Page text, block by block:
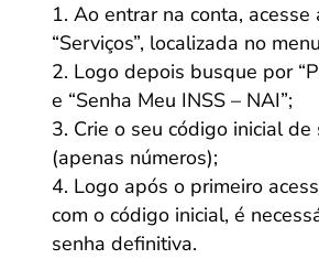
Ao entrar na conta, acesse
“Serviços”, localizada no
Logo depois busque por
e “Senha Meu INSS – NAI”;
Crie o seu código inicial
(apenas números);
Logo após o primeiro
com o código inicial, é
senha definitiva.